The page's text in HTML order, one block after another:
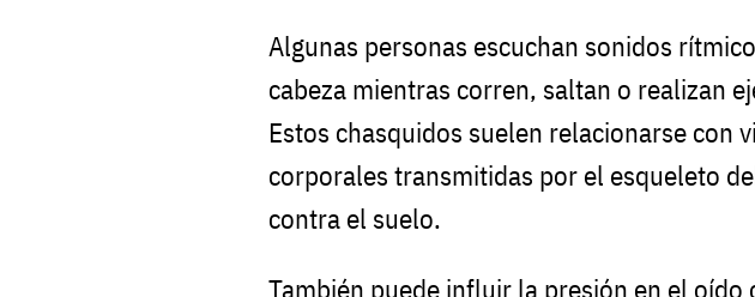
Algunas personas escuchan sonidos
cabeza mientras corren, saltan o realizan
Estos chasquidos suelen relacionarse con
corporales transmitidas por el esqueleto
contra el suelo.
También puede influir la presión en el oído